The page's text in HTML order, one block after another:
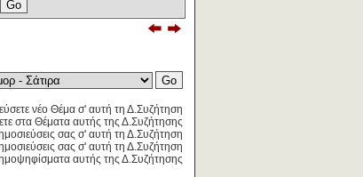
νέο Θέμα σ' αυτή τη Δ.Συζήτηση
στα Θέματα αυτής της Δ.Συζήτησης
σας σ' αυτή τη Δ.Συζήτηση
σας σ' αυτή τη Δ.Συζήτηση
αυτής της Δ.Συζήτησης